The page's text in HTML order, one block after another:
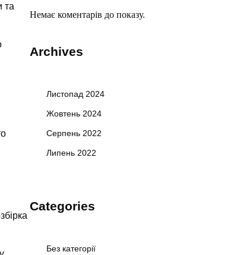
та
Немає коментарів до показу.
Archives
Листопад 2024
Жовтень 2024
Серпень 2022
Липень 2022
Categories
Без категорії